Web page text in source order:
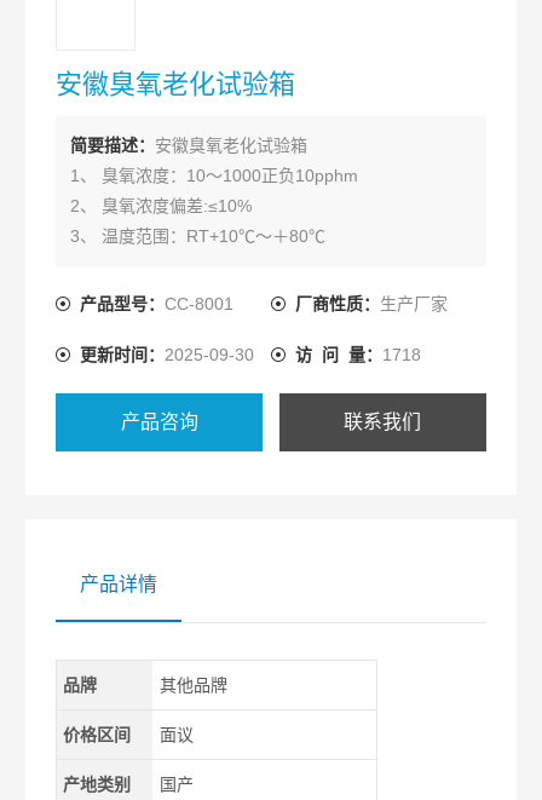
安徽臭氧老化试验箱
简要描述： 安徽臭氧老化试验箱
1、 臭氧浓度：10～1000正负10pphm
2、 臭氧浓度偏差:≤10%
3、 温度范围：RT+10℃～＋80℃
5、 温度均匀度：正负2℃
产品型号：CC-8001 厂商性质： 生产厂家
更新时间： 2025-09-30 访 问 量： 1718
产品咨询 联系我们
产品详情
品牌 其他品牌
价格区间 面议
产地类别 国产